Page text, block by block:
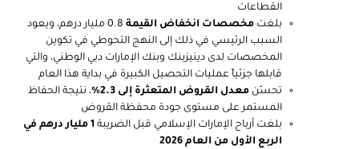
القطاعات
بلغت مخصصات انخفاض القيمة
0.8 مليار درهم، ويعود
السبب الرئيسي في ذلك إلى النهج التحوطي في تكوين
المخصصات لدى دينيزبنك وبنك الإمارات دبي الوطني، والتي
قابلها جزئياً عمليات التحصيل الكبيرة في بداية هذا العام
تحسّن معدل القروض المتعثرة إلى 2.3%
، نتيجة الحفاظ
المستمر على مستوى جودة محفظة القروض
بلغت أرباح الإمارات الإسلامي قبل الضريبة
1 مليار درهم في
الربع الأول من العام 2026